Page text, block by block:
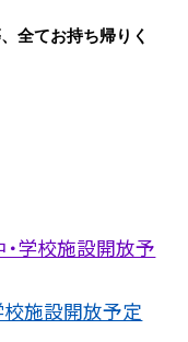
全てお持ち帰りく
学校施設開放予
校施設開放予定